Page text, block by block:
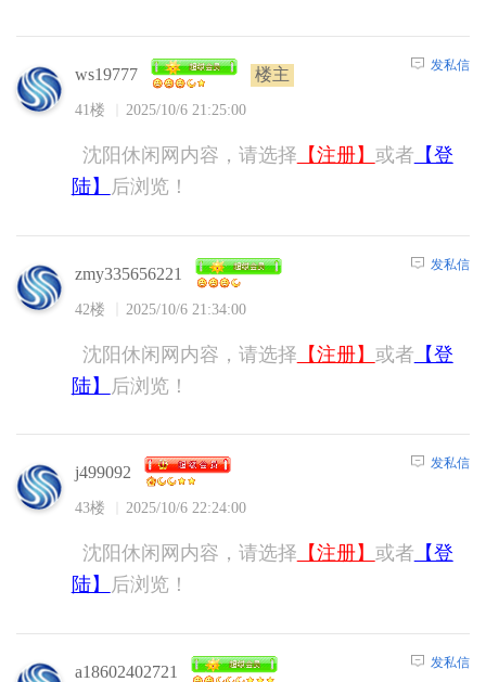
ws19777 楼主
41楼 2025/10/6 21:25:00
发私信
沈阳休闲网内容，请选择 【注册】 或者 【登
陆】
后浏览！
zmy335656221
42楼 2025/10/6 21:34:00
发私信
沈阳休闲网内容，请选择 【注册】 或者 【登
陆】
后浏览！
j499092
43楼 2025/10/6 22:24:00
发私信
沈阳休闲网内容，请选择 【注册】 或者 【登
陆】
后浏览！
a18602402721 发私信